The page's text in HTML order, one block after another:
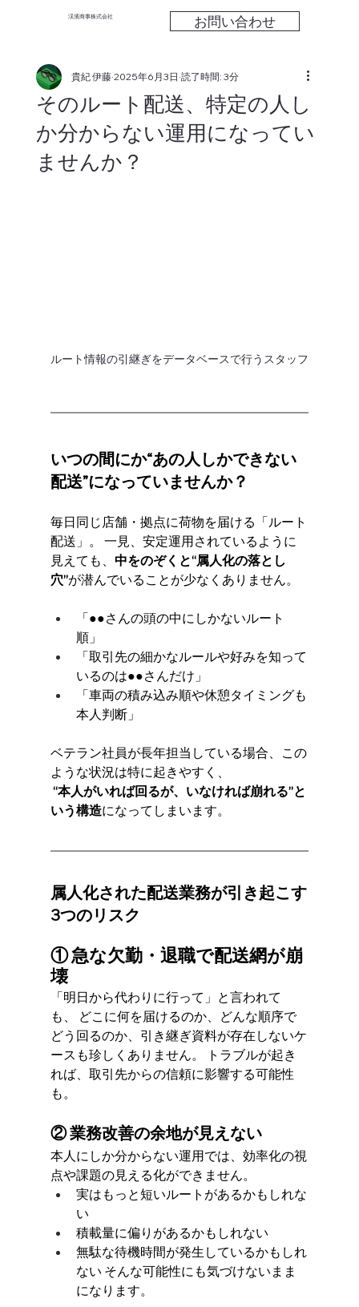
渓濱商事株式会社 お問い合わせ
そのルート配送、特定の人し
か分からない運用になってい
ませんか？
貴紀 伊藤 2025年6月3日 読了時間: 3分
ルート情報の引継ぎをデータベースで行うスタッフ
いつの間にか“あの人しかできない
配送”になっていませんか？
毎日同じ店舗・拠点に荷物を届ける「ルート
配送」。 一見、安定運用されているように
見えても、 中をのぞくと“属人化の落とし
穴”が潜んでいることが少なくありません。
「●●さんの頭の中にしかないルート
順」
「取引先の細かなルールや好みを知って
いるのは●●さんだけ」
「車両の積み込み順や休憩タイミングも
本人判断」
ベテラン社員が長年担当している場合、この
ような状況は特に起きやすく、
“本人がいれば回るが、いなければ崩れる”と
いう構造になってしまいます。
属人化された配送業務が引き起こす
3つのリスク
① 急な欠勤・退職で配送網が崩
壊
「明日から代わりに行って」と言われて
も、 どこに何を届けるのか、どんな順序で
どう回るのか、引き継ぎ資料が存在しないケ
ースも珍しくありません。 トラブルが起き
れば、取引先からの信頼に影響する可能性
も。
② 業務改善の余地が見えない
本人にしか分からない運用では、効率化の視
点や課題の見える化ができません。
実はもっと短いルートがあるかもしれな
い
積載量に偏りがあるかもしれない
無駄な待機時間が発生しているかもしれ
ない そんな可能性にも気づけないまま
になります。